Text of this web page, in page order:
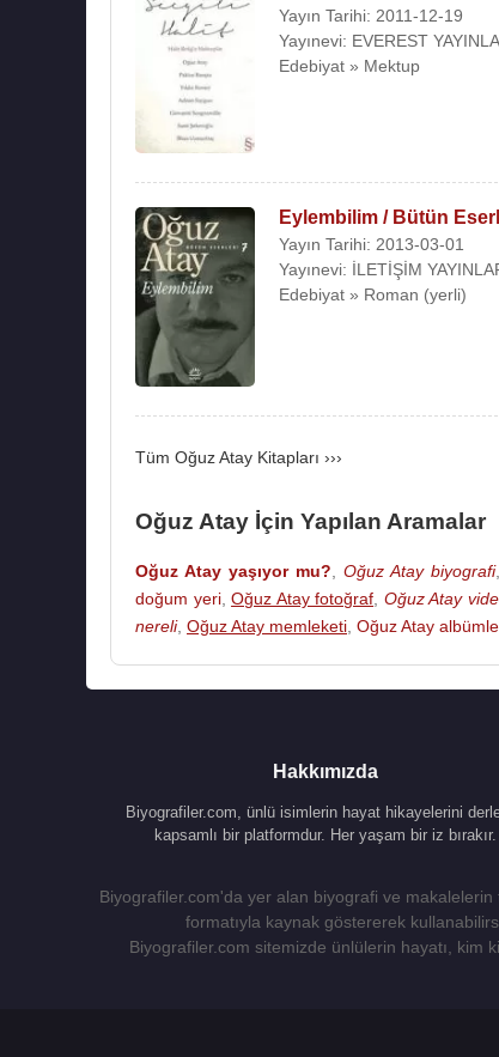
Yayın Tarihi: 2011-12-19
Yayınevi: EVEREST
Edebiyat » Mektup
Eylembilim / Bütün
Yayın Tarihi: 2013-03-01
Yayınevi: İLETİŞİM
Edebiyat » Roman (yerli)
Tüm Oğuz Atay Kitapları ›››
Oğuz Atay İçin Yapılan Aramalar
Oğuz Atay yaşıyor mu?, Oğuz Atay biyografi,
doğum yeri,Oğuz Atay fotoğraf, Oğuz Atay
nereli, Oğuz Atay memleketi, Oğuz Atay
Hakkımızda
Biyografiler.com, ünlü isimlerin hayat hikayelerini
kapsamlı bir platformdur. Her yaşam bir iz bırakır.
Biyografiler.com'da yer alan biyografi ve
formatıyla kaynak göstererek
Biyografiler.com sitemizde ünlülerin hayatı, kim